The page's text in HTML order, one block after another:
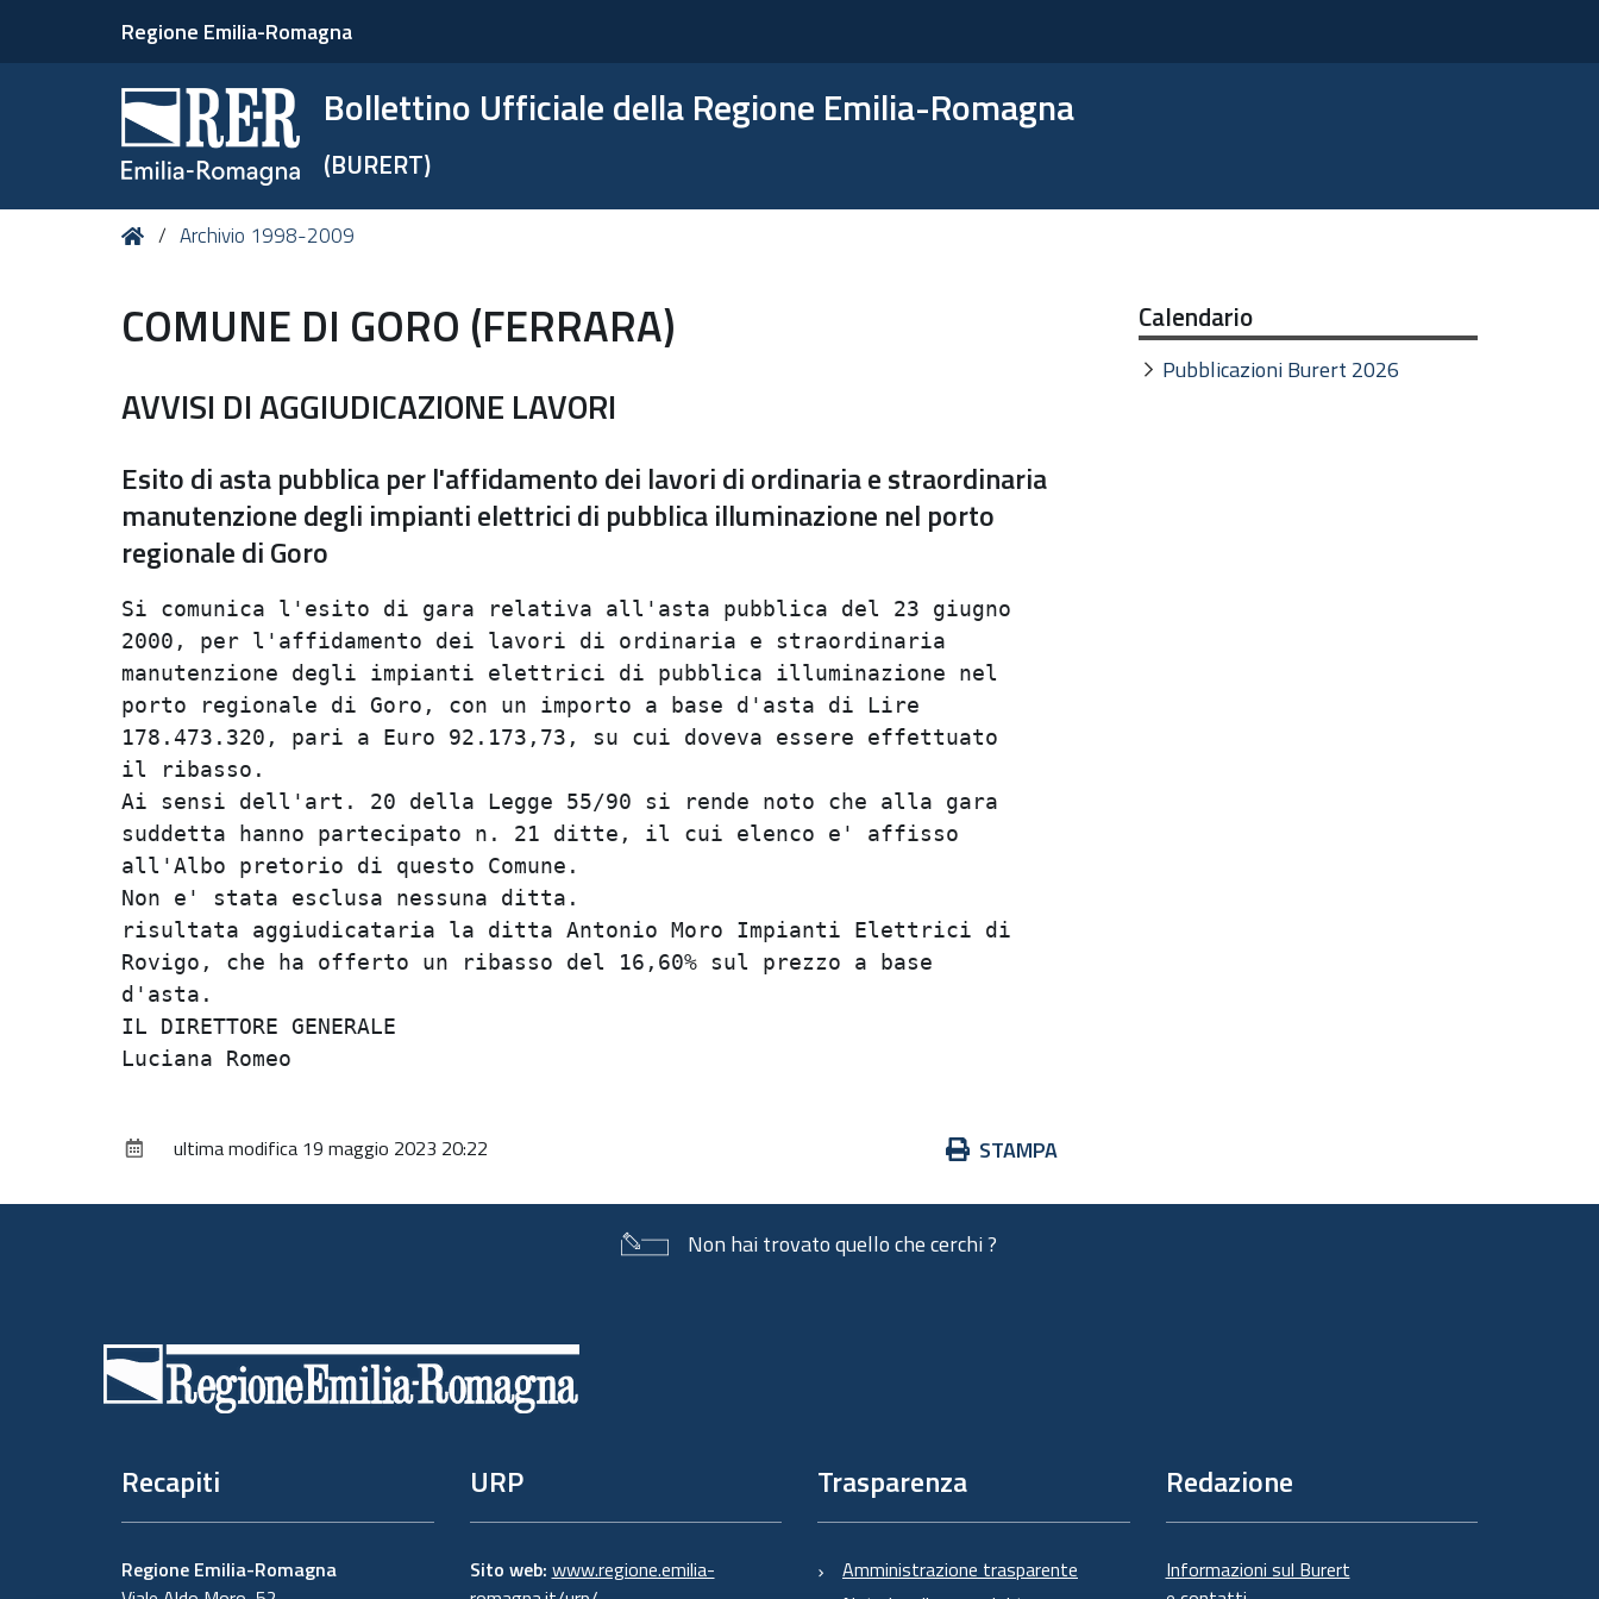
Regione Emilia-Romagna
Bollettino Ufficiale della Regione Emilia-Romagna
(BURERT)
Tu HomeArchivio 1998-2009
COMUNE DI GORO (FERRARA)
AVVISI DI AGGIUDICAZIONE LAVORI
Esito di asta pubblica per l'affidamento dei lavori di ordinaria e straordinaria
manutenzione degli impianti elettrici di pubblica illuminazione nel porto
regionale di Goro
Si comunica l'esito di gara relativa all'asta pubblica del 23 giugno
2000, per l'affidamento dei lavori di ordinaria e straordinaria
manutenzione degli impianti elettrici di pubblica illuminazione nel
porto regionale di Goro, con un importo a base d'asta di Lire
178.473.320, pari a Euro 92.173,73, su cui doveva essere effettuato
il ribasso.
Ai sensi dell'art. 20 della Legge 55/90 si rende noto che alla gara
suddetta hanno partecipato n. 21 ditte, il cui elenco e' affisso
all'Albo pretorio di questo Comune.
Non e' stata esclusa nessuna ditta.
risultata aggiudicataria la ditta Antonio Moro Impianti Elettrici di
Rovigo, che ha offerto un ribasso del 16,60% sul prezzo a base
d'asta.
IL DIRETTORE GENERALE
Azioni
documento
STAMPA
ultima modifica 19 maggio 2023 20:22
Calendario
Pubblicazioni Burert 2026
Non hai trovato quello che cerchi ?
Recapiti
Regione Emilia-Romagna
URP
Sito web: www.regione.emilia-
Trasparenza
Amministrazione trasparente
Redazione
Informazioni sul Burert